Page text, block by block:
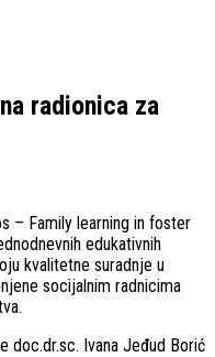
radionica za
– Family learning in foster
edukativnih
kvalitetne suradnje u
socijalnim radnicima
doc.dr.sc. Ivana Jeđud Borić